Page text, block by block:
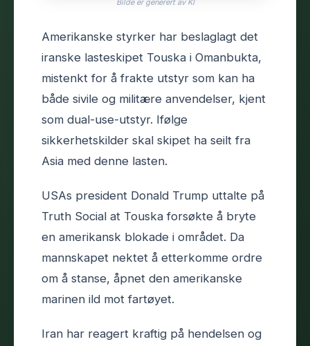
Amerikanske styrker har beslaglagt det
iranske lasteskipet Touska i Omanbukta,
mistenkt for å frakte utstyr som kan ha
både sivile og militære anvendelser, kjent
som dual-use-utstyr. Ifølge
sikkerhetskilder skal skipet ha seilt fra
Asia med denne lasten.
USAs president Donald Trump uttalte på
Truth Social at Touska forsøkte å bryte
en amerikansk blokade i området. Da
mannskapet nektet å etterkomme ordre
om å stanse, åpnet den amerikanske
marinen ild mot fartøyet.
Iran har reagert kraftig på hendelsen og